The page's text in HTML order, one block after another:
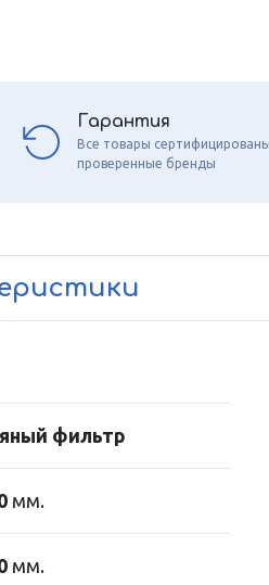
Гарантия
Все товары сертифицированы,
проверенные бренды
фильтр
мм.
мм.